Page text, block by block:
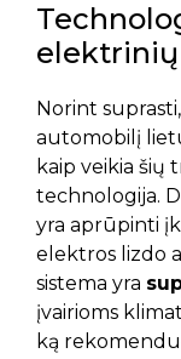
Norint
automobilį
kaip veikia šių
technologija.
yra aprūpinti
elektros lizdo
sistema yra
įvairioms
ką